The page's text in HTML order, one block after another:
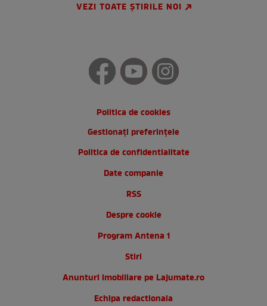
VEZI TOATE ȘTIRILE NOI
Politica de cookies
Gestionați preferințele
Politica de confidentialitate
Date companie
RSS
Despre cookie
Program Antena 1
Stiri
Anunturi imobiliare pe Lajumate.ro
Echipa redactionala